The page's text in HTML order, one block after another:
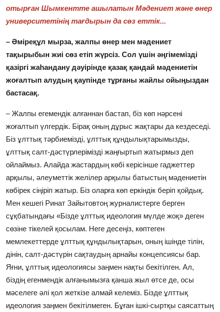
отырған Шымкентте ашылатын Мәдениет және өнер
университетінің тағдырын да сөз еттік...
– Әміреқұл мырза, жалпы өнер мен мәдениет
тақырыбын жиі сөз етіп жүрсіз. Сол үшін әңгімемізді
қазіргі жаһандану дәуірінде қазақ қандай мәдениетін
жоғалтып алудың қаупінде тұрғаны жайлы ойыңыздан
бастасақ.
– Жалпы егемендік алғаннан бастап, біз көп нәрсені
жоғалтып үлгердік. Бірақ оның дұрыс жақтары да кездеседі.
Біз ұлттық тәрбиемізді, ұлттық құндылықтарымызды,
ұлттық салт-дәстүрлерімізді жаңғыртып жатырмыз деп
ойлаймыз. Алайда жастардың көбі керісінше гаджеттер
арқылы, әлеуметтік желілер арқылы батыстың мәдениетін
көбірек сіңіріп жатыр. Біз оларға көп еркіндік беріп қойдық.
Мен кешегі Ринат Зайытовтоң журналистерге берген
сұқбатындағы «Бізде ұлттық идеология мүлде жоқ» деген
сөзіне тікелей қосылам. Неге десеңіз, көптеген
мемлекеттерде ұлттық құндылықтарын, оның ішінде тілін,
дінін, салт-дәстүрін сақтаудың арнайы концепсиясы бар.
Яғни, ұлттық идеологиясы заңмен нақты бекітілген. Ал,
біздің егенмендік алғанымызға қанша жыл өтсе де, осы
мәселеге әлі қол жеткізе алмай келеміз. Бізде ұлттық
идеология заңмен бекітілмеген. Бұған ішкі-сыртқы саясаттың